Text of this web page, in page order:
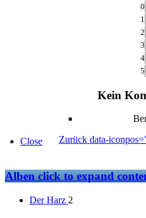
0
1
2
3
4
5
Kein
Zurück data-
Close
Albenclick to expand
Der Harz 2